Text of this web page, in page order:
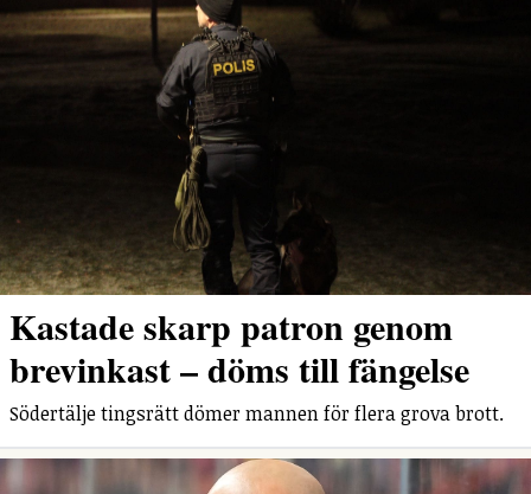
Kastade skarp patron genom
brevinkast – döms till fängelse
Södertälje tingsrätt dömer mannen för flera grova brott.